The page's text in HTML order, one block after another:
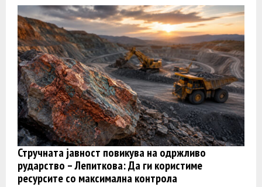
Стручната јавност повикува на одржливо
рударство – Лепиткова: Да ги користиме
ресурсите со максимална контрола